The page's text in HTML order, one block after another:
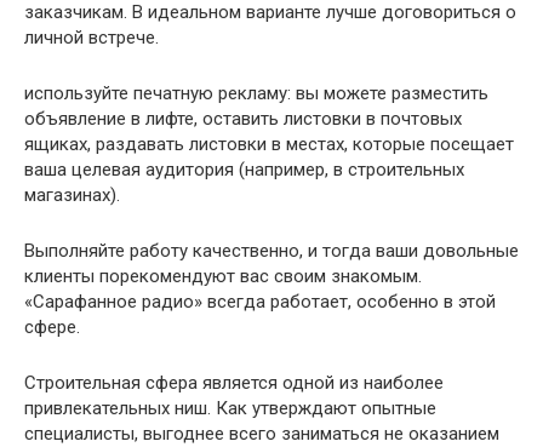
заказчикам. В идеальном варианте лучше договориться о
личной встрече.
используйте печатную рекламу: вы можете разместить
объявление в лифте, оставить листовки в почтовых
ящиках, раздавать листовки в местах, которые посещает
ваша целевая аудитория (например, в строительных
магазинах).
Выполняйте работу качественно, и тогда ваши довольные
клиенты порекомендуют вас своим знакомым.
«Сарафанное радио» всегда работает, особенно в этой
сфере.
Строительная сфера является одной из наиболее
привлекательных ниш. Как утверждают опытные
специалисты, выгоднее всего заниматься не оказанием